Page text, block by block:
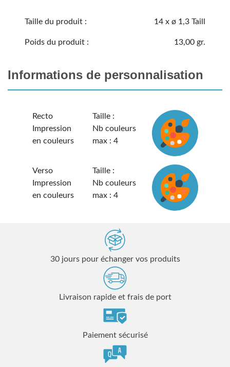
Taille du produit : 14 x ø 1,3 Taill
Poids du produit : 13,00 gr.
Informations de personnalisation
Recto
Impression
en couleurs
Taille :
Nb couleurs
max : 4
Verso
Impression
en couleurs
Taille :
Nb couleurs
max : 4
30 jours pour échanger vos produits
Livraison rapide et frais de port
Paiement sécurisé